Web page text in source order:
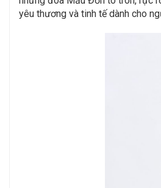
yêu thương và tinh tế dành cho